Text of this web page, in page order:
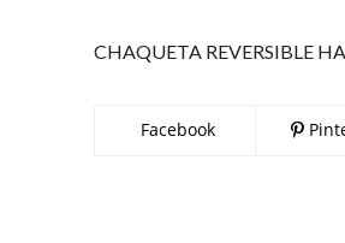
CHAQUETA REVERSIBLE
Facebook